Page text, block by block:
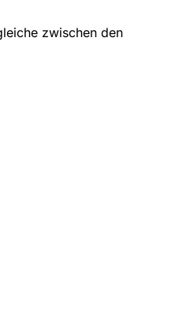
zwischen den